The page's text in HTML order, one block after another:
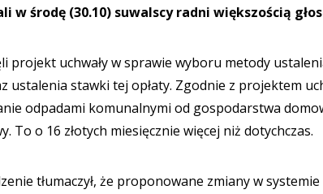
w środę (30.10) suwalscy radni większością
projekt uchwały w sprawie wyboru metody
stawki tej opłaty. Zgodnie z projektem
odpadami komunalnymi od gospodarstwa
To o 16 złotych miesięcznie więcej niż dotychczas.
tłumaczył, że proponowane zmiany w systemie